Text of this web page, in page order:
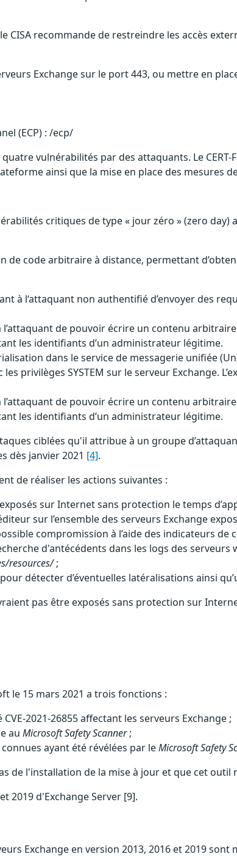
recommande de restreindre les accès
Exchange sur le port 443, ou mettre en
(ECP) : /ecp/
vulnérabilités par des attaquants. Le CERT-
ainsi que la mise en place des mesures
critiques de type « jour zéro » (zero day)
de code arbitraire à distance, permettant
à l‘attaquant non authentifié d’envoyer des
de pouvoir écrire un contenu
les identifiants d’un administrateur légitime.
dans le service de messagerie unifiée
privilèges SYSTEM sur le serveur Exchange.
de pouvoir écrire un contenu
les identifiants d’un administrateur légitime.
ciblées qu'il attribue à un groupe
dès janvier 2021 [4].
de réaliser les actions suivantes :
sur Internet sans protection le temps
sur l’ensemble des serveurs Exchange
compromission à l’aide des indicateurs
d'antécédents dans les logs des serveurs
resources/;
détecter d’éventuelles latéralisations ainsi
pas être exposés sans protection sur
le 15 mars 2021 a trois fonctions :
2021-26855 affectant les serveurs Exchange ;
au Microsoft Safety Scanner;
ayant été révélées par leMicrosoft Safety
de l'installation de la mise à jour et que cet outil
2019 d'Exchange Server [9].
Exchange en version 2013, 2016 et 2019